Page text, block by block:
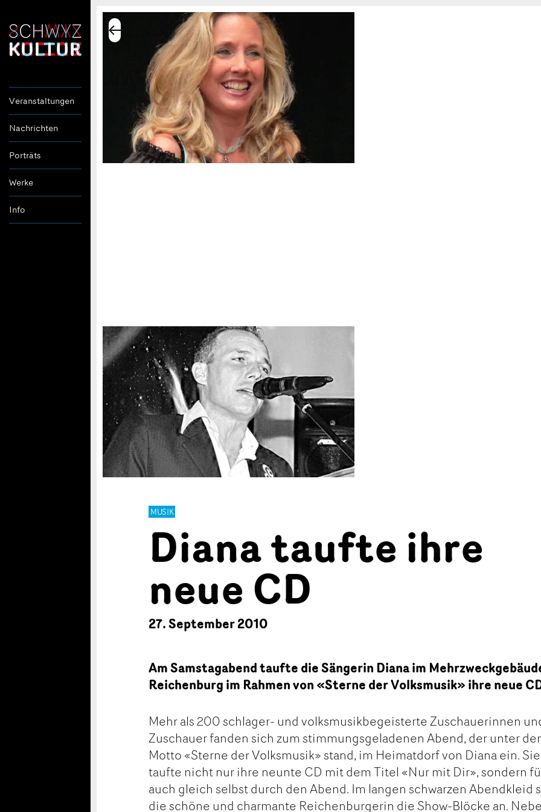
Veranstaltungen
Nachrichten
Porträts
Werke
Info
MUSIK
Diana taufte ihre
neue CD
27. September 2010
Am Samstagabend taufte die Sängerin Diana im
Reichenburg im Rahmen von «Sterne der Volksmusik» ihre neue
Mehr als 200 schlager- und volksmusikbegeisterte Zuschauerinnen
Zuschauer fanden sich zum stimmungsgeladenen Abend, der unter
Motto «Sterne der Volksmusik» stand, im Heimatdorf von Diana ein. Sie
taufte nicht nur ihre neunte CD mit dem Titel «Nur mit Dir», sondern
auch gleich selbst durch den Abend. Im langen schwarzen Abendkleid
die schöne und charmante Reichenburgerin die Show-Blöcke an.